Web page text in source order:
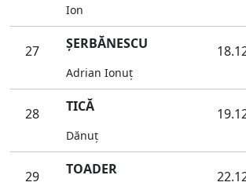
Ion
27 ŞERBĂNESCU
Adrian Ionuţ
28 TICĂ
Dănuţ
29 TOADER